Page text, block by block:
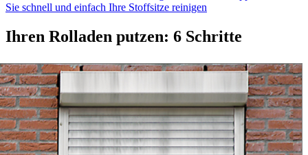
Sie schnell und einfach Ihre Stoffsitze reinigen
Ihren Rolladen putzen: 6 Schritte